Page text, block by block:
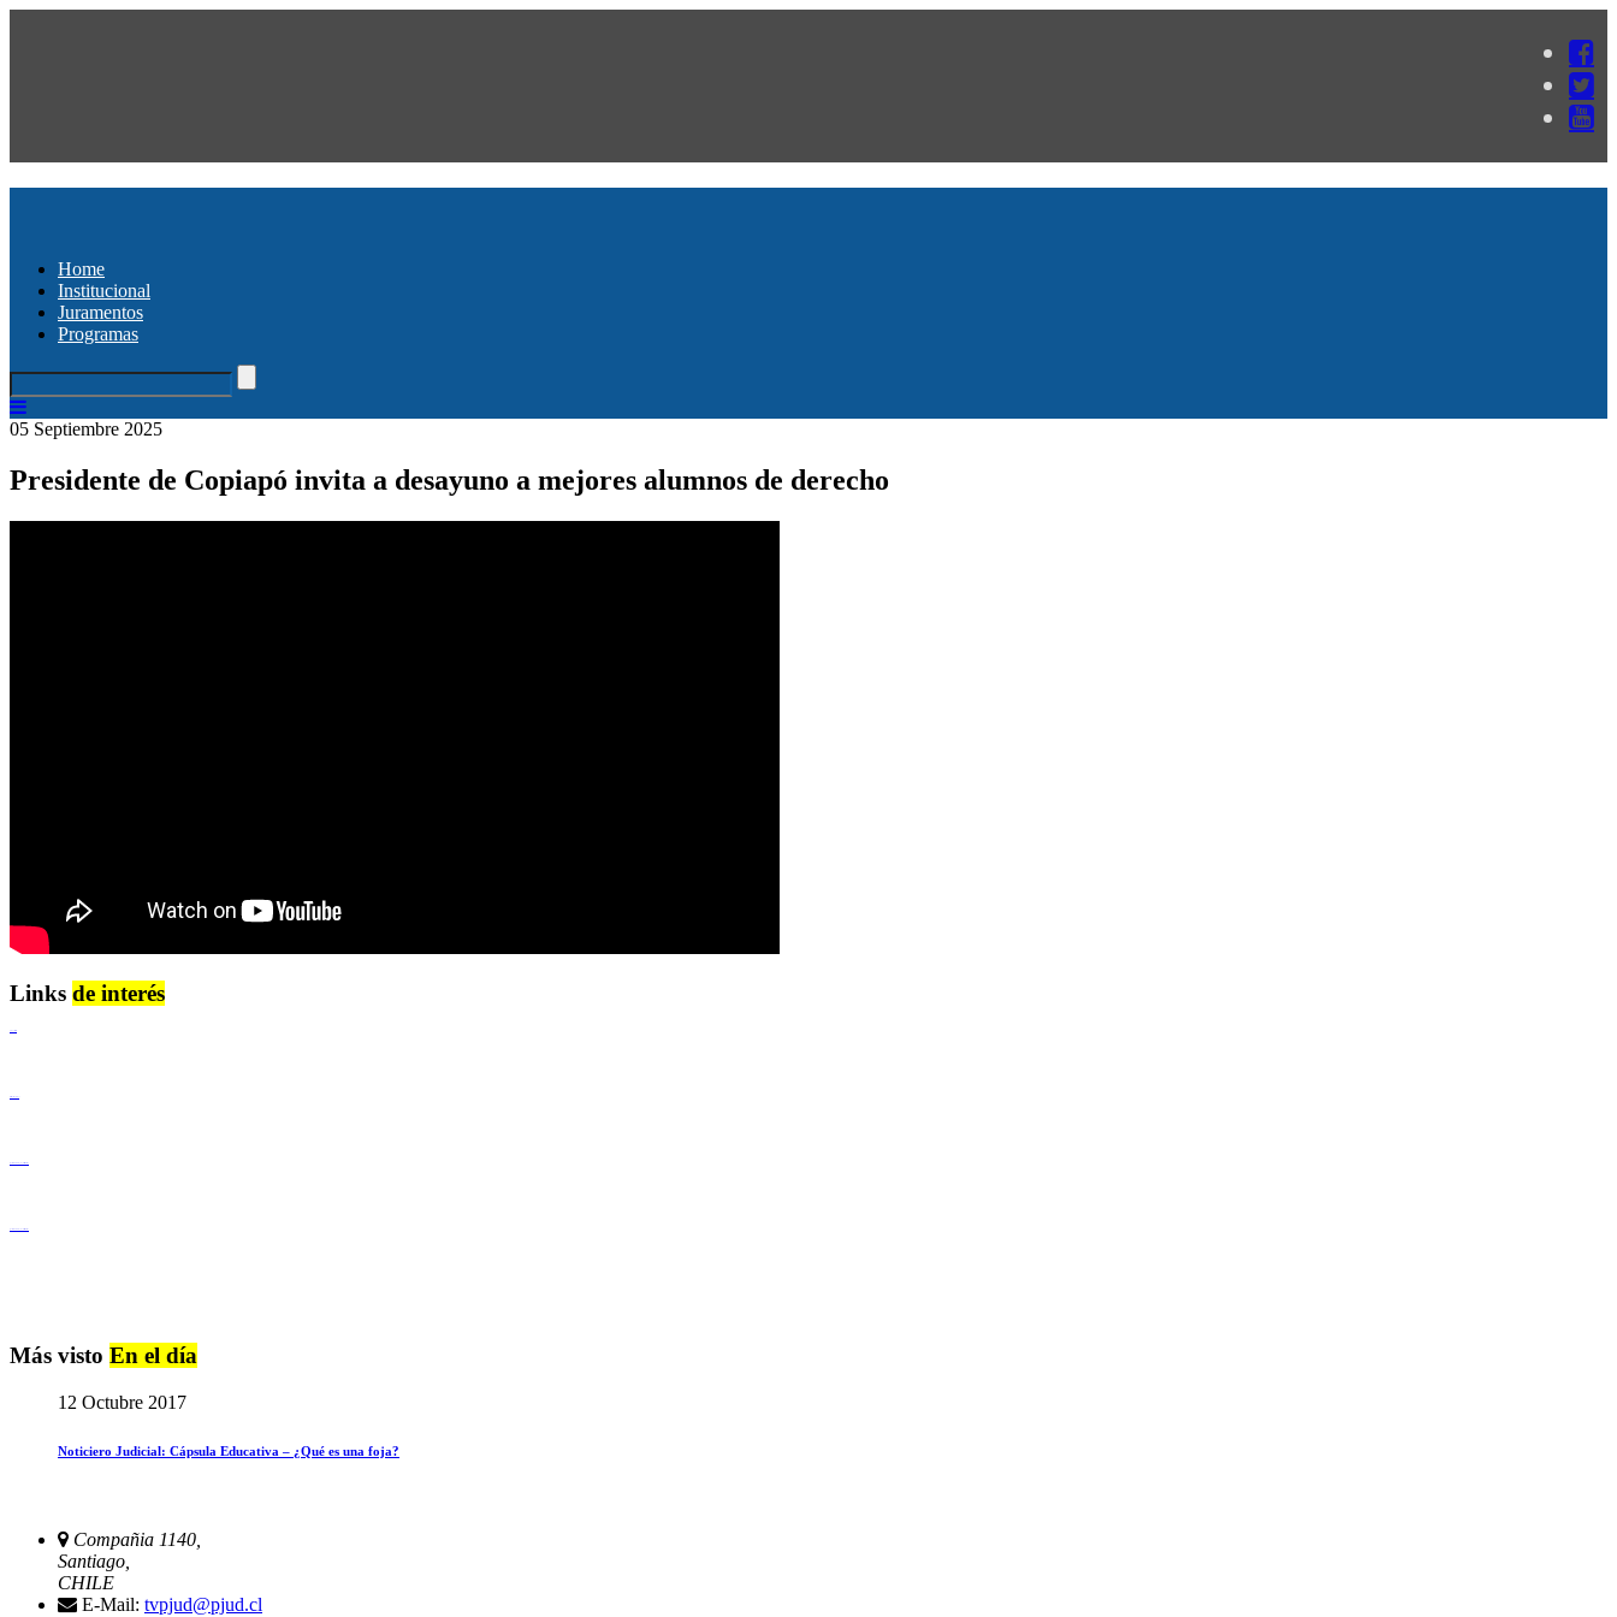
Home
Institucional
Juramentos
Programas
05 Septiembre 2025
Presidente de Copiapó invita a desayuno a mejores alumnos de derecho
Links de interés
Más visto En el día
12 Octubre 2017
Noticiero Judicial: Cápsula Educativa – ¿Qué es una foja?
Compañia 1140,
Santiago,
CHILE
E-Mail: tvpjud@pjud.cl